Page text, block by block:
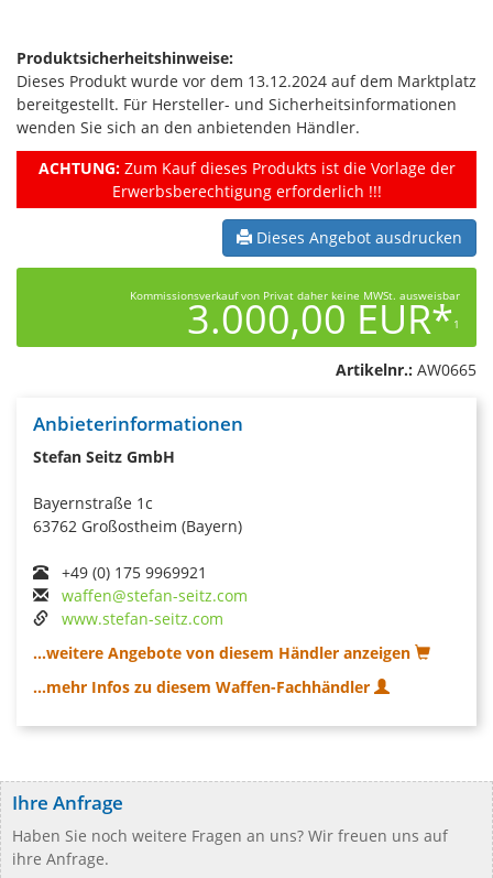
Produktsicherheitshinweise:
Dieses Produkt wurde vor dem 13.12.2024 auf dem Marktplatz
bereitgestellt. Für Hersteller- und Sicherheitsinformationen
wenden Sie sich an den anbietenden Händler.
ACHTUNG:Zum Kauf dieses Produkts ist die Vorlage der
Erwerbsberechtigung erforderlich !!!
Dieses Angebot ausdrucken
Kommissionsverkauf von Privat daher keine MWSt. ausweisbar
3.000,00 EUR*1
Artikelnr.: AW0665
Anbieterinformationen
Stefan Seitz GmbH
Bayernstraße 1c
63762 Großostheim (Bayern)
+49 (0) 175 9969921
waffen@stefan-seitz.com
www.stefan-seitz.com
...weitere Angebote von diesem Händler anzeigen
...mehr Infos zu diesem Waffen-Fachhändler
Ihre Anfrage
Haben Sie noch weitere Fragen an uns? Wir freuen uns auf
ihre Anfrage.